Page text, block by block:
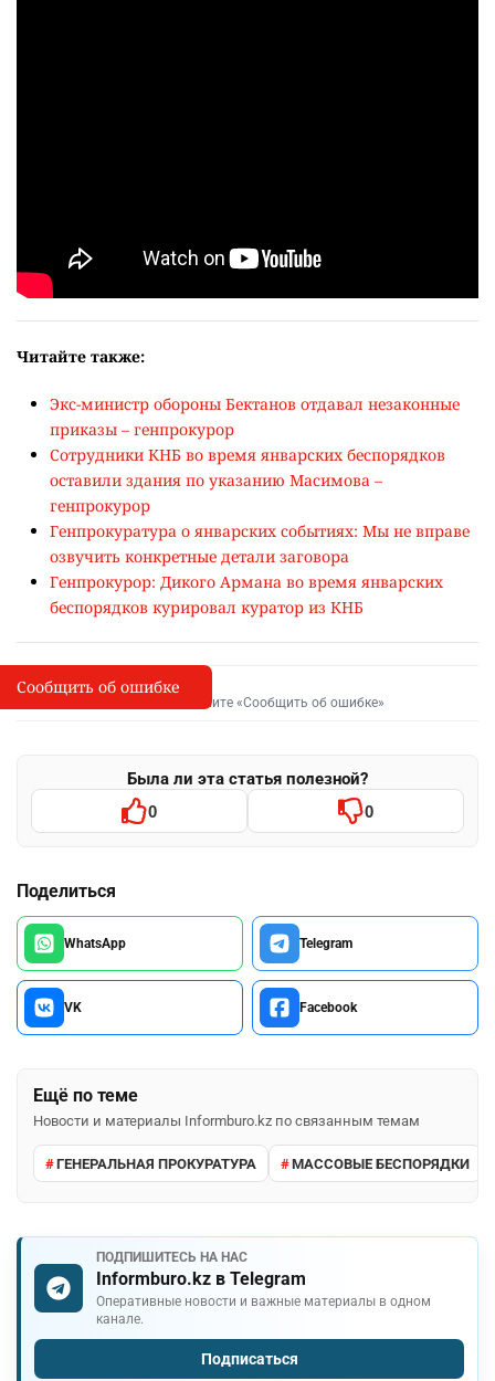
Читайте также:
Экс-министр обороны Бектанов отдавал незаконные
приказы – генпрокурор
Сотрудники КНБ во время январских беспорядков
оставили здания по указанию Масимова –
генпрокурор
Генпрокуратура о январских событиях: Мы не вправе
озвучить конкретные детали заговора
Генпрокурор: Дикого Армана во время январских
беспорядков курировал куратор из КНБ
I
Сообщить об опечатке
Выделите фрагмент и нажмите «Сообщить об ошибке»
Была ли эта статья полезной?
0 0
Поделиться
WhatsApp Telegram
VK Facebook
Ещё по теме
Новости и материалы Informburo.kz по связанным темам
ГЕНЕРАЛЬНАЯ ПРОКУРАТУРА МАССОВЫЕ БЕСПОРЯДКИ
ПОДПИШИТЕСЬ НА НАС
Informburo.kz в Telegram
Оперативные новости и важные материалы в одном
канале.
Подписаться
Сообщить об ошибке